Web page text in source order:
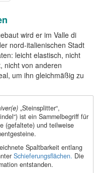
wird er im Valle di
nord-italienischen Stadt
leicht elastisch, nicht
nicht von anderen
um ihn gleichmäßig zu
„Steinsplitter“,
ist ein Sammelbegriff für
(gefaltete) und teilweise
Spaltbarkeit entlang
Schieferungsflächen. Die
entstanden.